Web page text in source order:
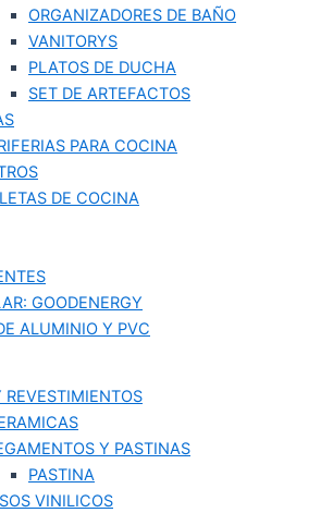
ORGANIZADORES DE BAÑO
VANITORYS
PLATOS DE DUCHA
SET DE ARTEFACTOS
PARA COCINA
DE COCINA
GOODENERGY
ALUMINIO Y PVC
REVESTIMIENTOS
Y PASTINAS
PASTINA
VINILICOS